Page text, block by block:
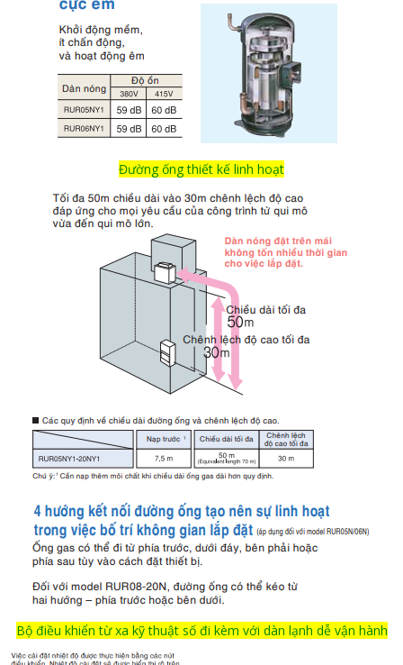
Đường ống thiết kế linh hoạt
Bộ điều khiển từ xa kỹ thuật số đi kèm với dàn lạnh dễ vận hành